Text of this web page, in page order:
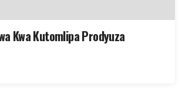
Kwa Kutomlipa Prodyuza